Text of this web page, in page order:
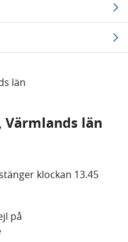
län
Värmlands län
klockan 13.45
på